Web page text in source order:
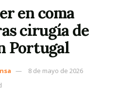
en coma
cirugía de
Portugal
8 de mayo de 2026